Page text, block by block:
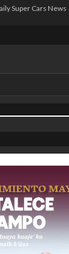
Super Cars News